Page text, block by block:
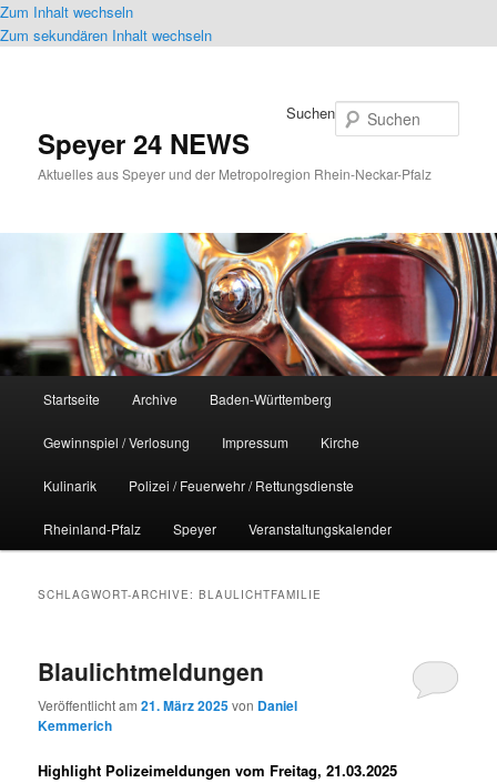
Zum Inhalt wechseln
Zum sekundären Inhalt wechseln
Speyer 24 NEWS
Aktuelles aus Speyer und der Metropolregion Rhein-Neckar-Pfalz
Suchen
Startseite Archive Baden-Württemberg
Gewinnspiel / Verlosung Impressum Kirche
Kulinarik Polizei / Feuerwehr / Rettungsdienste
Rheinland-Pfalz Speyer Veranstaltungskalender
SCHLAGWORT-ARCHIVE:BLAULICHTFAMILIE
Blaulichtmeldungen
Veröffentlicht am21. März 2025von Daniel
Kemmerich
Highlight Polizeimeldungen vom Freitag, 21.03.2025